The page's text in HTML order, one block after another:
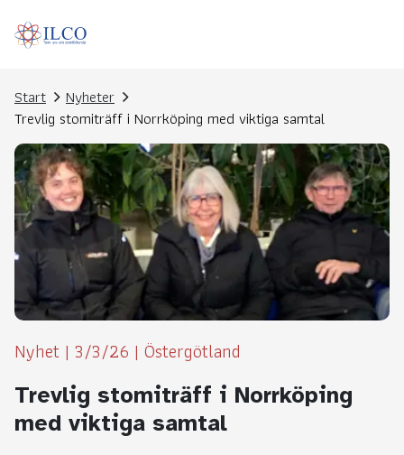
Start
Nyheter
Trevlig stomiträff i Norrköping med viktiga samtal
Nyhet | 3/3/26 | Östergötland
Trevlig stomiträff i Norrköping
med viktiga samtal